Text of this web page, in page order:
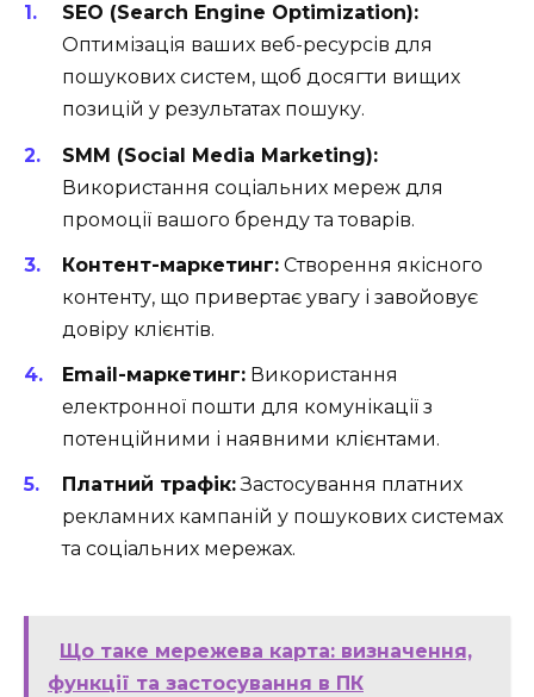
SEO (Search Engine Optimization):
Оптимізація ваших веб-ресурсів для
пошукових систем, щоб досягти вищих
позицій у результатах пошуку.
SMM (Social Media Marketing):
Використання соціальних мереж для
промоції вашого бренду та товарів.
Контент-маркетинг: Створення якісного
контенту, що привертає увагу і завойовує
довіру клієнтів.
Email-маркетинг: Використання
електронної пошти для комунікації з
потенційними і наявними клієнтами.
Платний трафік:Застосування платних
рекламних кампаній у пошукових системах
та соціальних мережах.
Що таке мережева карта: визначення,
функції та застосування в ПК